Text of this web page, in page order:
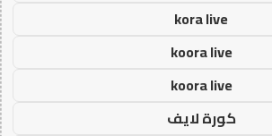
kora live
koora live
koora live
كورة لايف